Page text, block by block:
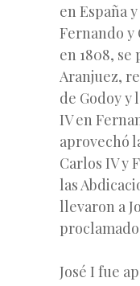
en España
Fernando y
en 1808,
Aranjuez,
de Godoy y
IV en
aprovechó
Carlos IV y
las
llevaron a
José I fue